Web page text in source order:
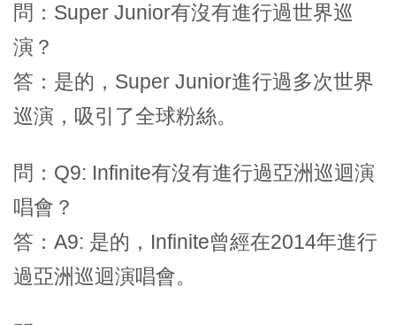
問：Super Junior有沒有進行過世界巡
演？
答：是的，Super Junior進行過多次世界
巡演，吸引了全球粉絲。
問：Q9: Infinite有沒有進行過亞洲巡迴演
唱會？
答：A9: 是的，Infinite曾經在2014年進行
過亞洲巡迴演唱會。